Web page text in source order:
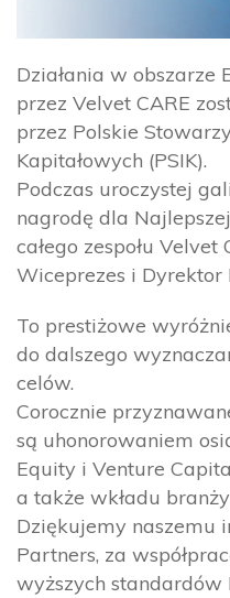
Działania w obszarze
przez Velvet CARE
przez Polskie
Kapitałowych (PSIK).
Podczas uroczystej
nagrodę dla
całego zespołu Velvet
Wiceprezes i Dyrektor
To prestiżowe
do dalszego
celów.
Corocznie
są uhonorowaniem
Equity i Venture
a także wkładu
Dziękujemy naszemu
Partners, za
wyższych standardów